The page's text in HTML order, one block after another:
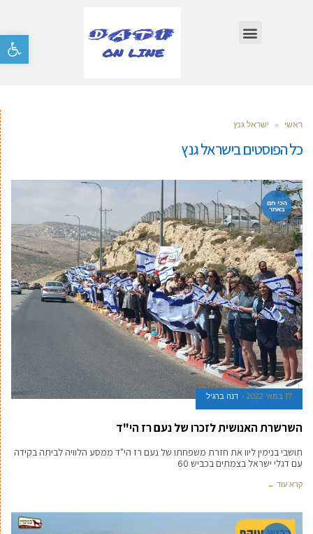
פתח
ראשי » ישראל גנץ
כל הפוסטים בישראל גנץ
הכי חם
באתר
17 במאי 2022 דנה ברגיל
השרשרת האנושית לזכרו של נעם רז הי"ד
תושבי בנימין ליוו את חזרת משפחתו של נעם רז הי"ד ממסע הלוויה לביתה בקידה
עם דגלי ישראל בצמתים בכביש 60
קרא עוד ←